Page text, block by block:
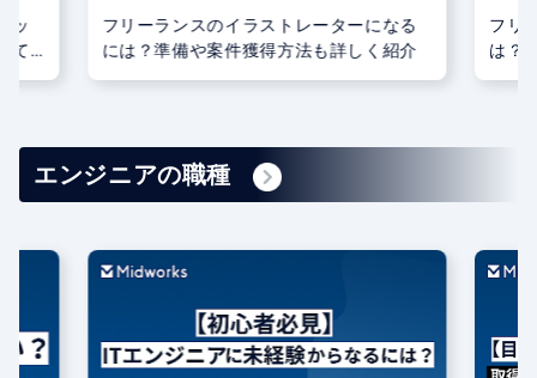
ッ
て
フリーランスのイラストレーターになる
には？準備や案件獲得方法も詳しく紹介
フリ
は？
エンジニアの職種